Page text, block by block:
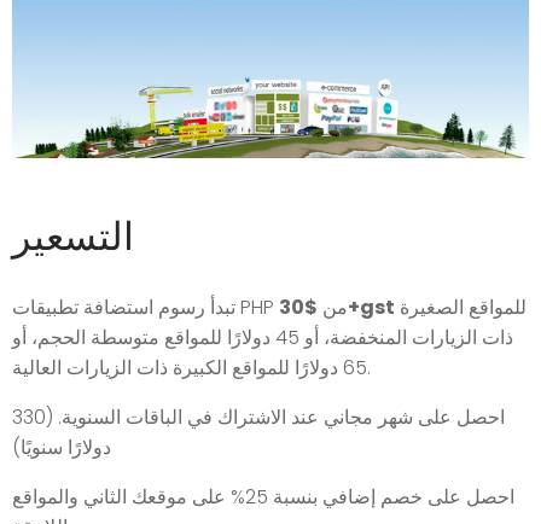
التسعير
تبدأ رسوم استضافة تطبيقات PHP من$30+gst
ذات الزيارات المنخفضة، أو 45 دولارًا للمواقع متوسطة الحجم، أو
65 دولارًا للمواقع الكبيرة ذات الزيارات العالية.
احصل على شهر مجاني عند الاشتراك في الباقات السنوية. (330
دولارًا سنويًا)
احصل على خصم إضافي بنسبة 25% على موقعك الثاني والمواقع